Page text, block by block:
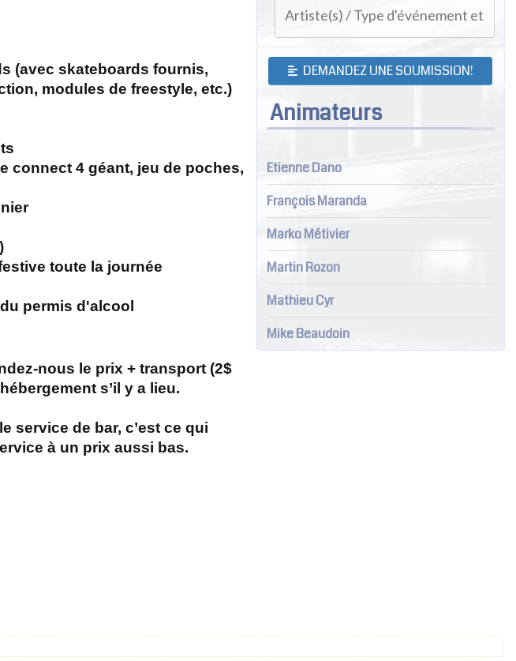
(avec skateboards fournis,
modules de freestyle, etc.)
connect 4 géant, jeu de poches,
toute la journée
permis d'alcool
nous le prix + transport (2$
s’il y a lieu.
service de bar, c’est ce qui
à un prix aussi bas.
DEMANDEZ UNE SOUMISSION!
Animateurs
Etienne Dano
François Maranda
Marko Métivier
Martin Rozon
Mathieu Cyr
Mike Beaudoin